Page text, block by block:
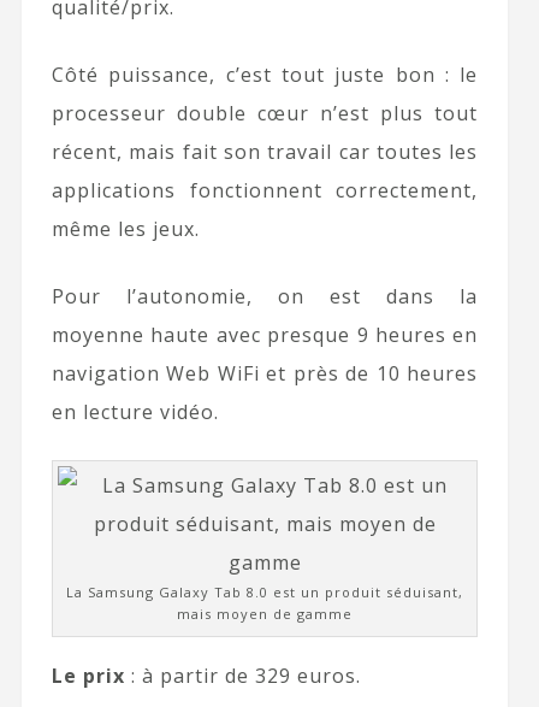
qualité/prix.
Côté puissance, c’est tout juste bon : le
processeur double cœur n’est plus tout
récent, mais fait son travail car toutes les
applications fonctionnent correctement,
même les jeux.
Pour l’autonomie, on est dans la
moyenne haute avec presque 9 heures en
navigation Web WiFi et près de 10 heures
en lecture vidéo.
La Samsung Galaxy Tab 8.0 est un produit séduisant,
mais moyen de gamme
Le prix : à partir de 329 euros.